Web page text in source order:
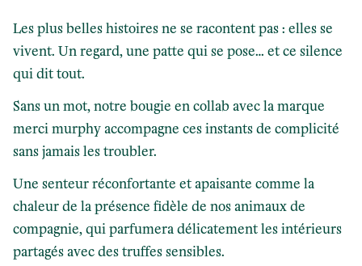
Les plus belles histoires ne se racontent pas : elles se
vivent. Un regard, une patte qui se pose… et ce silence
qui dit tout.
Sans un mot, notre bougie en collab avec la marque
merci murphy accompagne ces instants de complicité
sans jamais les troubler.
Une senteur réconfortante et apaisante comme la
chaleur de la présence fidèle de nos animaux de
compagnie, qui parfumera délicatement les intérieurs
partagés avec des truffes sensibles.